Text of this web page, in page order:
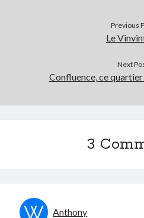
Previous
Le
Next
Confluence, ce
3
Anthony